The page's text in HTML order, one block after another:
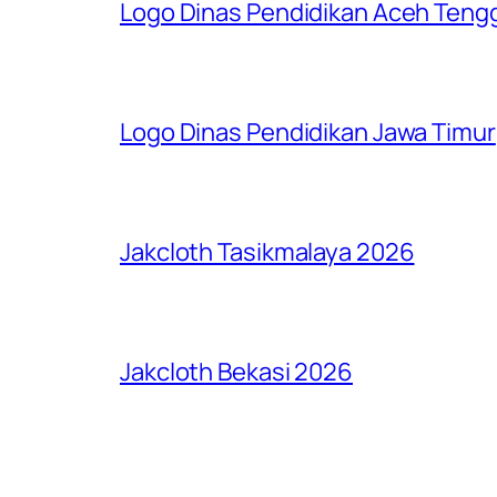
Logo Dinas Pendidikan Aceh
Logo Dinas Pendidikan Jawa Timur
Jakcloth Tasikmalaya 2026
Jakcloth Bekasi 2026